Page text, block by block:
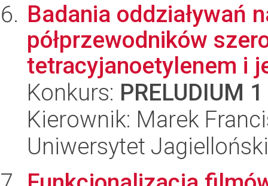
Badania oddziaływań
półprzewodników
tetracyjanoetylenem i
Konkurs: PRELUDIUM 1
Kierownik: Marek
Uniwersytet